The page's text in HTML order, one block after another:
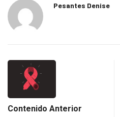
Pesantes Denise
Contenido Anterior